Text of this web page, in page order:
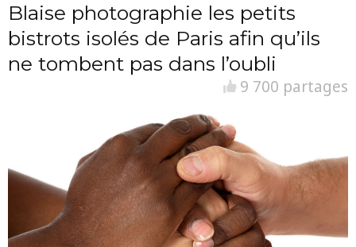
Blaise photographie les petits
bistrots isolés de Paris afin qu’ils
ne tombent pas dans l’oubli
9 700 partages